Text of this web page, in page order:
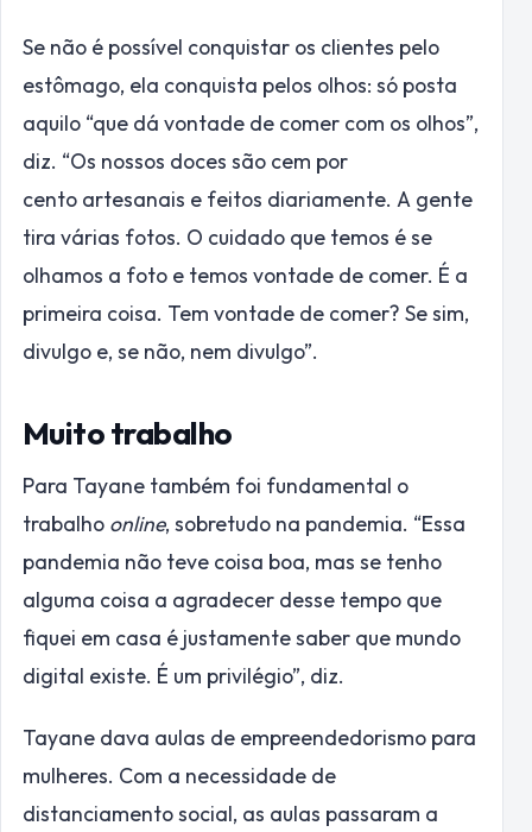
Se não é possível conquistar os clientes pelo
estômago, ela conquista pelos olhos: só posta
aquilo “que dá vontade de comer com os olhos”,
diz. “Os nossos doces são cem por
cento artesanais e feitos diariamente. A gente
tira várias fotos. O cuidado que temos é se
olhamos a foto e temos vontade de comer. É a
primeira coisa. Tem vontade de comer? Se sim,
divulgo e, se não, nem divulgo”.
Muito trabalho
Para Tayane também foi fundamental o
trabalho online, sobretudo na pandemia. “Essa
pandemia não teve coisa boa, mas se tenho
alguma coisa a agradecer desse tempo que
fiquei em casa é justamente saber que mundo
digital existe. É um privilégio”, diz.
Tayane dava aulas de empreendedorismo para
mulheres. Com a necessidade de
distanciamento social, as aulas passaram a